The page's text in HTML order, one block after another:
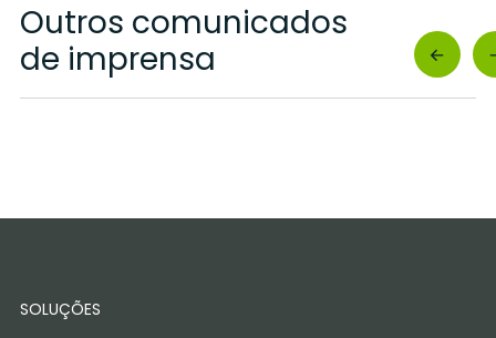
Outros comunicados
de imprensa
SOLUÇÕES